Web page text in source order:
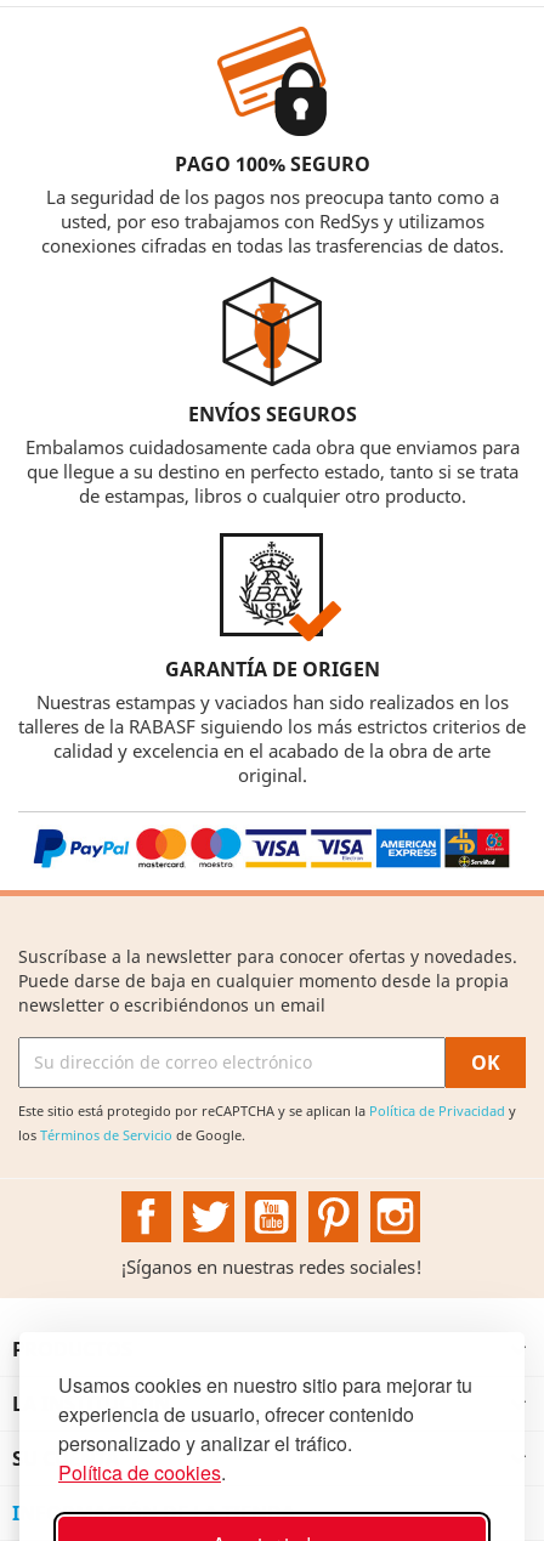
Usamos cookies en nuestro sitio para mejorar tu
experiencia de usuario, ofrecer contenido
personalizado y analizar el tráfico.
Política de cookies.
PAGO 100% SEGURO
La seguridad de los pagos nos preocupa tanto como a
usted, por eso trabajamos con RedSys y utilizamos
conexiones cifradas en todas las trasferencias de datos.
ENVÍOS SEGUROS
Embalamos cuidadosamente cada obra que enviamos para
que llegue a su destino en perfecto estado, tanto si se trata
de estampas, libros o cualquier otro producto.
GARANTÍA DE ORIGEN
Nuestras estampas y vaciados han sido realizados en los
talleres de la RABASF siguiendo los más estrictos criterios de
calidad y excelencia en el acabado de la obra de arte
original.
Suscríbase a la newsletter para conocer ofertas y novedades.
Puede darse de baja en cualquier momento desde la propia
newsletter o escribiéndonos un email
Este sitio está protegido por reCAPTCHA y se aplican la Política de Privacidad y
los Términos de Servicio de Google.
FacebookTwitter YouTubePinterest
¡Síganos en nuestras redes sociales!
PRODUCTOS 
LA INSTITUCIÓN 
SU CUENTA 
INFORMACIÓN DE LA TIENDA